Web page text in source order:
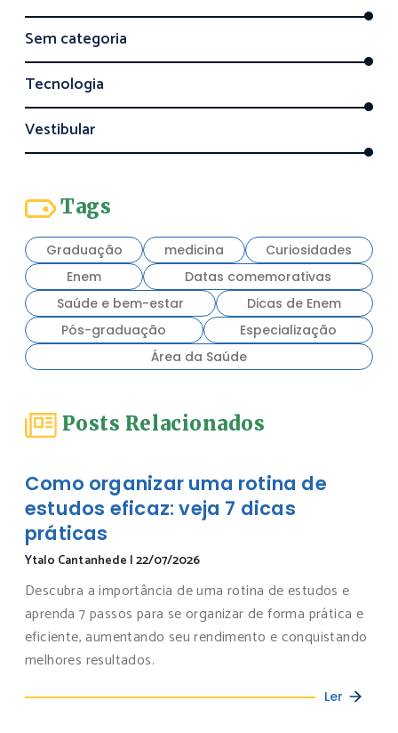
Sem categoria
Tecnologia
Vestibular
Tags
Graduação medicina
Curiosidades
Enem
Datas comemorativas
Saúde e bem-estar
Dicas de Enem
Pós-graduação
Especialização
Área da Saúde
Posts Relacionados
Como organizar uma rotina de
estudos eficaz: veja 7 dicas
práticas
Ytalo Cantanhede |22/07/2026
Descubra a importância de uma rotina de estudos e
aprenda 7 passos para se organizar de forma prática e
eficiente, aumentando seu rendimento e conquistando
melhores resultados.
Ler